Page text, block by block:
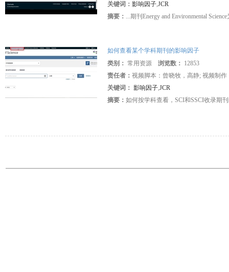
关键词： 影响因子,JCR
摘要： ...期刊Energy and Environmental
如何查看某个学科期刊的影响因子
类别： 常用资源 浏览数： 12853
责任者： 视频脚本：曾晓牧，高静; 视频制作
关键词： 影响因子,JCR
摘要： 如何按学科查看，SCI和SSCI收录期